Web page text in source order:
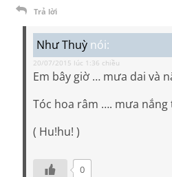
Trả lời
Như Thuỳ nói:
20/07/2015 lúc 1:36 chiều
Em bây giờ … mưa dai và
Tóc hoa râm …. mưa
( Hu!hu! )
0